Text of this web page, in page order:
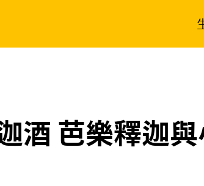
酒 芭樂釋迦